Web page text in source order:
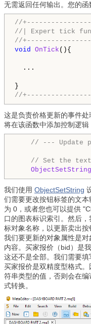
无需返回任何输出。您的函
//
//| Expert tick
//
void OnTick (){
...
//
这是负责价格更新的事件
将在该函数中添加控制逻辑
// --- Update
// Set the text
ObjectSetString
我们使用 ObjectSetString
们需要更改按钮标签的文
为 0，或者您也可以提供
口的图表标识索引。然后
标对象名称，以更新卖出
我们要更新的对象属性是
内容。买家报价（bid）是
这还不是全部。我们需要
买家报价是双精度型格式
符串类型的值，否则会在
式转换。